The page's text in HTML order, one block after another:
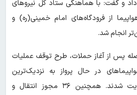
و گفت: با هماهنگی ستاد کل نیروهای
هواپیما از فرودگاه‌های امام خمینی(ره) و
انجام شد.
پس از آغاز حملات، طرح توقف عملیات
در حال پرواز به نزدیک‌ترین
فرودگاه‌های مناسب هدایت شدند. همچنین ۳۶ مجوز انتقال و